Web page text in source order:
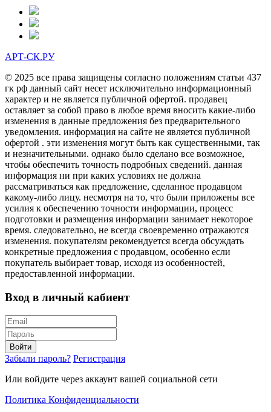
АРТ-СК.РУ
© 2025 все права защищены согласно положениям статьи 437
гк рф данный сайт несет исключительно информационный
характер и не является публичной офертой. продавец
оставляет за собой право в любое время вносить какие-либо
изменения в данные предложения без предварительного
уведомления. информация на сайте не является публичной
офертой . эти изменения могут быть как существенными, так
и незначительными. однако было сделано все возможное,
чтобы обеспечить точность подробных сведений. данная
информация ни при каких условиях не должна
рассматриваться как предложение, сделанное продавцом
какому-либо лицу. несмотря на то, что были приложены все
усилия к обеспечению точности информации, процесс
подготовки и размещения информации занимает некоторое
время. следовательно, не всегда своевременно отражаются
изменения. покупателям рекомендуется всегда обсуждать
конкретные предложения с продавцом, особенно если
покупатель выбирает товар, исходя из особенностей,
предоставленной информации.
Вход в личный кабиент
Войти
Забыли пароль? Регистрация
Или войдите через аккаунт вашей социальной сети
Политика Конфиденциальности